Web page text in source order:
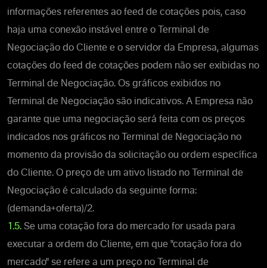
informações referentes ao feed de cotações pois, caso
haja uma conexão instável entre o Terminal de
Negociação do Cliente e o servidor da Empresa, algumas
cotações do feed de cotações podem não ser exibidas no
Terminal de Negociação. Os gráficos exibidos no
Terminal de Negociação são indicativos. A Empresa não
garante que uma negociação será feita com os preços
indicados nos gráficos no Terminal de Negociação no
momento da provisão da solicitação ou ordem específica
do Cliente. O preço de um ativo listado no Terminal de
Negociação é calculado da seguinte forma:
(demanda+oferta)/2.
1.5. Se uma cotação fora do mercado for usada para
executar a ordem do Cliente, em que "cotação fora do
mercado" se refere a um preço no Terminal de